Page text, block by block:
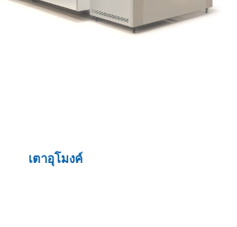
เตาอุโมงค์